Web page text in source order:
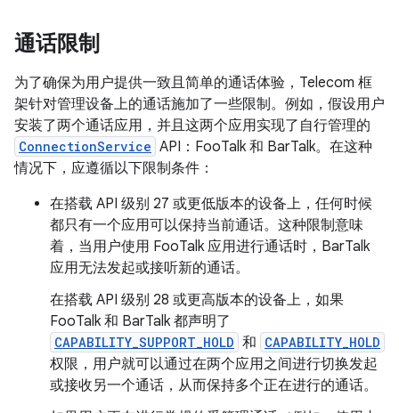
通话限制
为了确保为用户提供一致且简单的通话体验，Telecom 框
架针对管理设备上的通话施加了一些限制。例如，假设用户
安装了两个通话应用，并且这两个应用实现了自行管理的
ConnectionService API：FooTalk 和 BarTalk。在这种
情况下，应遵循以下限制条件：
在搭载 API 级别 27 或更低版本的设备上，任何时候
都只有一个应用可以保持当前通话。这种限制意味
着，当用户使用 FooTalk 应用进行通话时，BarTalk
应用无法发起或接听新的通话。
在搭载 API 级别 28 或更高版本的设备上，如果
FooTalk 和 BarTalk 都声明了
CAPABILITY_SUPPORT_HOLD 和 CAPABILITY_HOLD
权限，用户就可以通过在两个应用之间进行切换发起
或接收另一个通话，从而保持多个正在进行的通话。